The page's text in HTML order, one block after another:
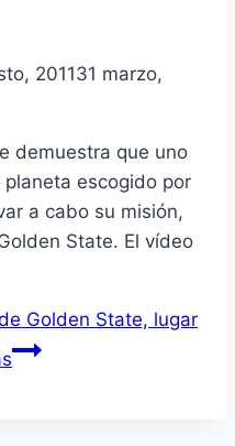
201131 marzo,
demuestra que uno
escogido por
a cabo su misión,
State. El ví­deo
Golden State, lugar